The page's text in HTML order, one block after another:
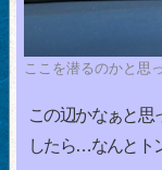
ここを潜るのかと思
この辺かなぁと思
したら…なんとト